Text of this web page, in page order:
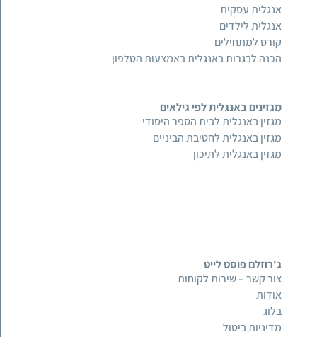
אנגלית עסקית
אנגלית לילדים
קורס למתחילים
הכנה לבגרות באנגלית באמצעות הטלפון
מגזינים באנגלית לפי גילאים
מגזין באנגלית לבית הספר היסודי
מגזין באנגלית לחטיבת הביניים
מגזין באנגלית לתיכון
ג'רוזלם פוסט לייט
צור קשר – שירות לקוחות
אודות
בלוג
מדיניות ביטול